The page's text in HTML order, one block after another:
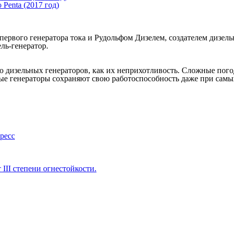
Penta (2017 год)
генератора тока и Рудольфом Дизелем, создателем
генератор.
дизельных генераторов, как их неприхотливость. Сложные
генераторы сохраняют свою работоспособность даже при
степени огнестойкости.